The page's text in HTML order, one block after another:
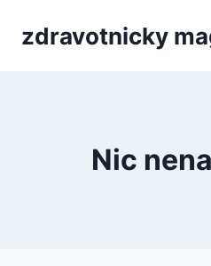
zdravotnicky
Nic